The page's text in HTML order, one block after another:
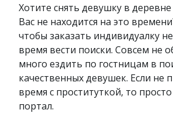
Хотите снять девушку в
Вас не находится на это
чтобы заказать индивидуалку
время вести поиски. Совсем не
много ездить по гостницам в
качественных девушек. Если не
время с проституткой, то
портал.